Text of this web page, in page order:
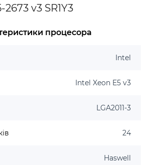
v3 SR1Y3
процесора
Intel
Intel Xeon E5 v3
LGA2011-3
24
Haswell